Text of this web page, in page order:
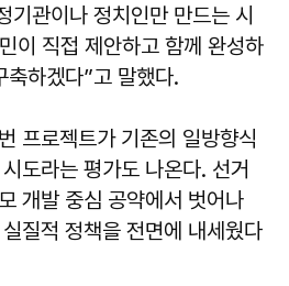
기관이나 정치인만 만드는 시
이 직접 제안하고 함께 완성하
하겠다”고 말했다.
프로젝트가 기존의 일방향식
도라는 평가도 나온다. 선거
개발 중심 공약에서 벗어나
질적 정책을 전면에 내세웠다